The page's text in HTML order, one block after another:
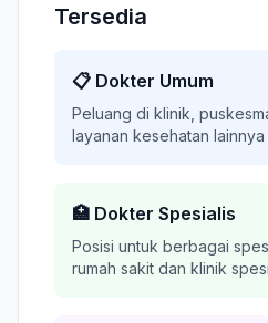
Tersedia
📋 Dokter Umum
Peluang di klinik,
layanan kesehatan lainnya
🏥 Dokter Spesialis
Posisi untuk berbagai
rumah sakit dan klinik